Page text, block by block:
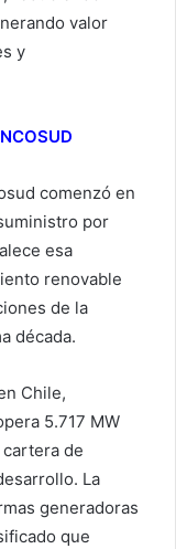
valor
y
comenzó en
por
esa
renovable
de la
década.
Chile,
5.717 MW
de
La
generadoras
que